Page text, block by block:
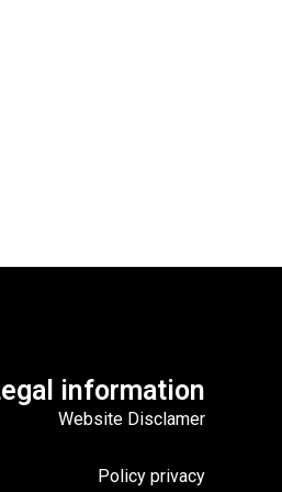
information
Website Disclamer
Policy privacy